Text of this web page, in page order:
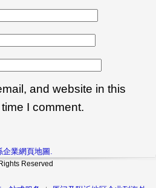
and website in this
I comment.
企業網頁地圖.
Reserved